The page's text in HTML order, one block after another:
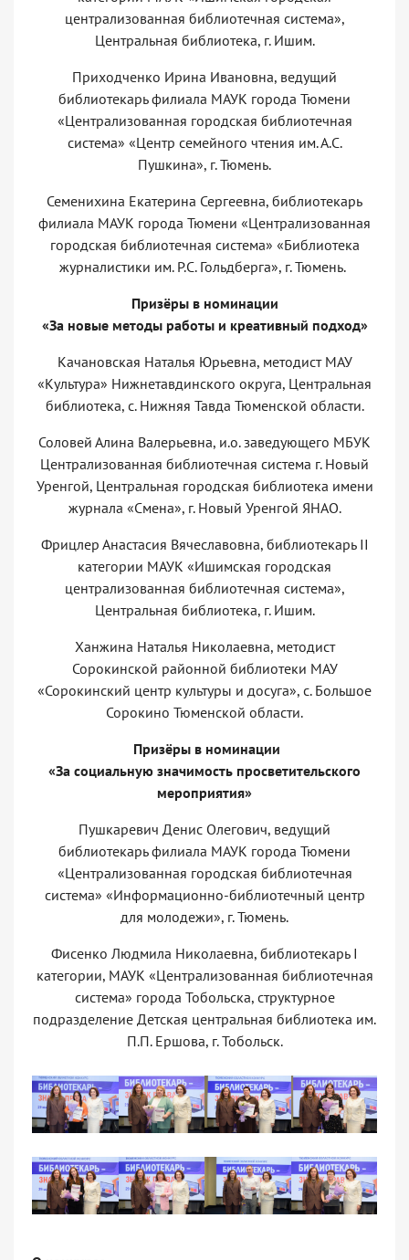
централизованная библиотечная система»,
Центральная библиотека, г. Ишим.
Приходченко Ирина Ивановна, ведущий
библиотекарь филиала МАУК города Тюмени
«Централизованная городская библиотечная
система» «Центр семейного чтения им. А.С.
Пушкина», г. Тюмень.
Семенихина Екатерина Сергеевна, библиотекарь
филиала МАУК города Тюмени «Централизованная
городская библиотечная система» «Библиотека
журналистики им. Р.С. Гольдберга», г. Тюмень.
Призёры в номинации
«За новые методы работы и креативный подход»
Качановская Наталья Юрьевна, методист МАУ
«Культура» Нижнетавдинского округа, Центральная
библиотека, с. Нижняя Тавда Тюменской области.
Соловей Алина Валерьевна, и.о. заведующего МБУК
Централизованная библиотечная система г. Новый
Уренгой, Центральная городская библиотека имени
журнала «Смена», г. Новый Уренгой ЯНАО.
Фрицлер Анастасия Вячеславовна, библиотекарь II
категории МАУК «Ишимская городская
централизованная библиотечная система»,
Центральная библиотека, г. Ишим.
Ханжина Наталья Николаевна, методист
Сорокинской районной библиотеки МАУ
«Сорокинский центр культуры и досуга», с. Большое
Сорокино Тюменской области.
Призёры в номинации
«За социальную значимость просветительского
мероприятия»
Пушкаревич Денис Олегович, ведущий
библиотекарь филиала МАУК города Тюмени
«Централизованная городская библиотечная
система» «Информационно-библиотечный центр
для молодежи», г. Тюмень.
Фисенко Людмила Николаевна, библиотекарь I
категории, МАУК «Централизованная библиотечная
система» города Тобольска, структурное
подразделение Детская центральная библиотека им.
П.П. Ершова, г. Тобольск.